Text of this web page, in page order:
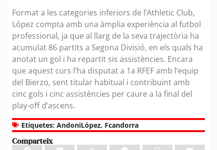
Format a les categories inferiors de l’Athletic Club,
López compta amb una àmplia experiència al futbol
professional, ja que al llarg de la seva trajectòria ha
acumulat 86 partits a Segona Divisió, en els quals ha
anotat un gol i ha repartit sis assistències. Encara
que aquest curs l’ha disputat a 1a RFEF amb l’equip
del Bierzo, sent titular habitual i contribuint amb
cinc gols i cinc assistències per caure a la final del
play-off d’ascens.
Etiquetes: AndoniLópez, Fcandorra
Comparteix